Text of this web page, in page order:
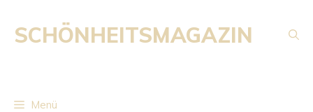
Inhalt
springen
SCHÖNHEITSMAGAZIN
Menü